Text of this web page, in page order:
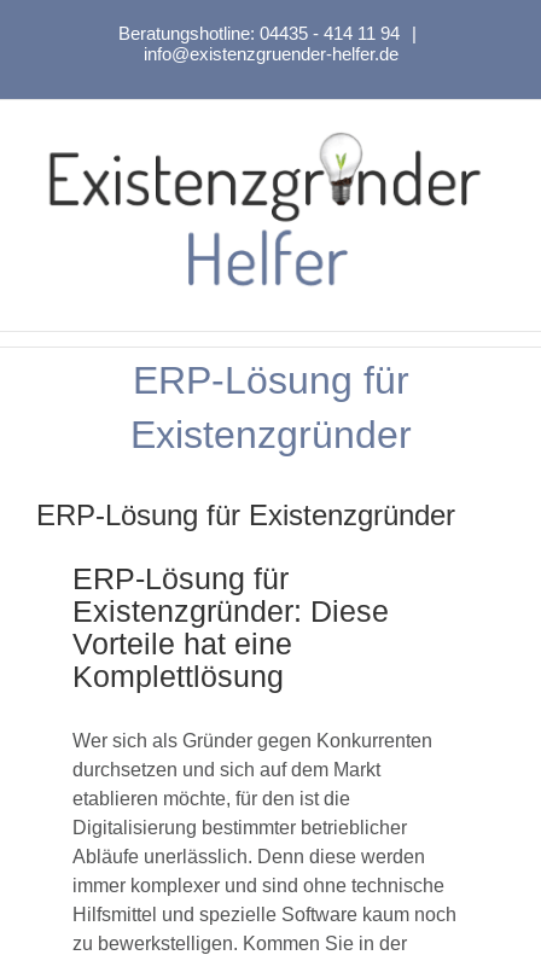
Beratungshotline: 04435 - 414 11 94
|
info@existenzgruender-helfer.de
ERP-Lösung für
Existenzgründer
ERP-Lösung für Existenzgründer
ERP-Lösung für
Existenzgründer: Diese
Vorteile hat eine
Komplettlösung
Wer sich als Gründer gegen Konkurrenten
durchsetzen und sich auf dem Markt
etablieren möchte, für den ist die
Digitalisierung bestimmter betrieblicher
Abläufe unerlässlich. Denn diese werden
immer komplexer und sind ohne technische
Hilfsmittel und spezielle Software kaum noch
zu bewerkstelligen. Kommen Sie in der